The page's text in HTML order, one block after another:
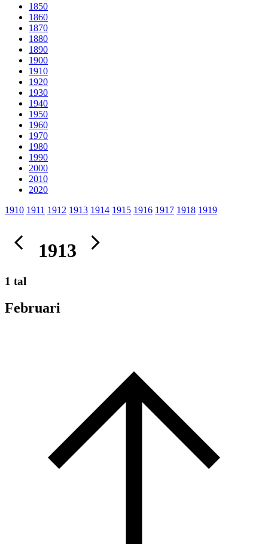
1850
1860
1870
1880
1890
1900
1910
1920
1930
1940
1950
1960
1970
1980
1990
2000
2010
2020
1910 1911 1912 1913 1914 1915 1916 1917 1918 1919
1913
1 tal
Februari